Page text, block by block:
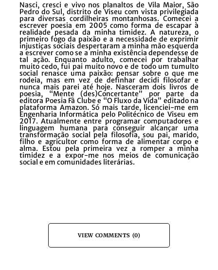
Nasci, cresci e vivo nos planaltos de Vila Maior, São
Pedro do Sul, distrito de Viseu com vista privilegiada
para diversas cordilheiras montanhosas. Comecei a
escrever poesia em 2005 como forma de escapar à
realidade pesada da minha timidez. A natureza, o
primeiro fogo da paixão e a necessidade de exprimir
injustiças sociais despertaram a minha mão esquerda
a escrever como se a minha existência dependesse de
tal ação. Enquanto adulto, comecei por trabalhar
muito cedo, fui pai muito novo e de todo um tumulto
social renasce uma paixão: pensar sobre o que me
rodeia, mas em vez de definhar decidi filosofar e
nunca mais parei até hoje. Nasceram dois livros de
poesia, “Mente (des)Concertante” por parte da
editora Poesia Fã Clube e “O Fluxo da Vida” editado na
plataforma Amazon. Só mais tarde, licenciei-me em
Engenharia Informática pelo Politécnico de Viseu em
2017. Atualmente entre programar computadores e
linguagem humana para conseguir alcançar uma
transformação social pela filosofia, sou pai, marido,
filho e agricultor como forma de alimentar corpo e
alma. Estou pela primeira vez a romper a minha
timidez e a expor-me nos meios de comunicação
social e em comunidades literárias.
VIEW COMMENTS (0)